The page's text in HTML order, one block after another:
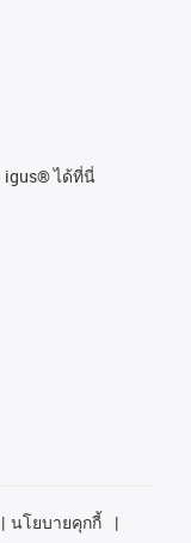
igus® ได้ที่นี่
นโยบายคุกกี้